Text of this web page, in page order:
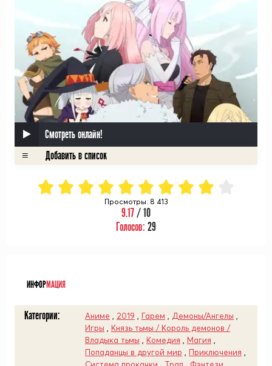
Смотреть онлайн!
Просмотры: 8 413
9.17/ 10
Голосов: 29
ИНФОРМАЦИЯ
Категории: Аниме 2019 Гарем Демоны/Ангелы
Игры
Князь тьмы / Король демонов /
Владыка тьмы
Комедия Магия
Попаданцы в другой мир
Приключения